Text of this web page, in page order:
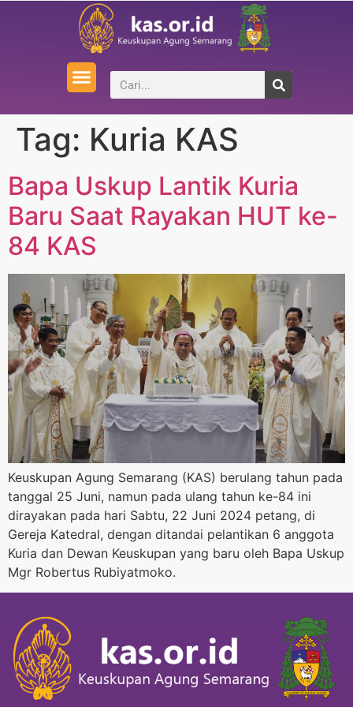
Tag: Kuria KAS
Bapa Uskup Lantik Kuria
Baru Saat Rayakan HUT ke-
84 KAS
Keuskupan Agung Semarang (KAS) berulang tahun pada
tanggal 25 Juni, namun pada ulang tahun ke-84 ini
dirayakan pada hari Sabtu, 22 Juni 2024 petang, di
Gereja Katedral, dengan ditandai pelantikan 6 anggota
Kuria dan Dewan Keuskupan yang baru oleh Bapa Uskup
Mgr Robertus Rubiyatmoko.